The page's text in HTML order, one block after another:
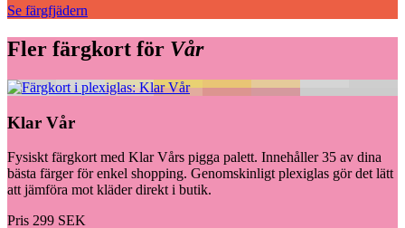
Se färgfjädern
Fler färgkort för Vår
Klar Vår
Fysiskt färgkort med Klar Vårs pigga palett. Innehåller 35 av dina
bästa färger för enkel shopping. Genomskinligt plexiglas gör det lätt
att jämföra mot kläder direkt i butik.
Pris 299 SEK